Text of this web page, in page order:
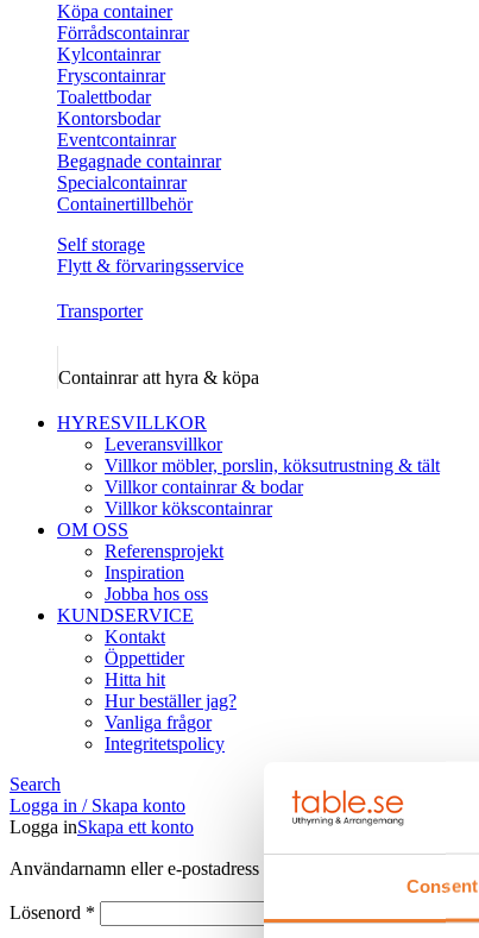
Consent
Köpa container
Förrådscontainrar
Kylcontainrar
Fryscontainrar
Toalettbodar
Kontorsbodar
Eventcontainrar
Begagnade containrar
Specialcontainrar
Containertillbehör
Self storage
Flytt & förvaringsservice
Transporter
Containrar att hyra & köpa
HYRESVILLKOR
Leveransvillkor
Villkor möbler, porslin, köksutrustning & tält
Villkor containrar & bodar
Villkor kökscontainrar
OM OSS
Referensprojekt
Inspiration
Jobba hos oss
KUNDSERVICE
Kontakt
Öppettider
Hitta hit
Hur beställer jag?
Vanliga frågor
Integritetspolicy
Search
Logga in / Skapa konto
Logga inSkapa ett konto
Användarnamn eller e-postadress
Lösenord *